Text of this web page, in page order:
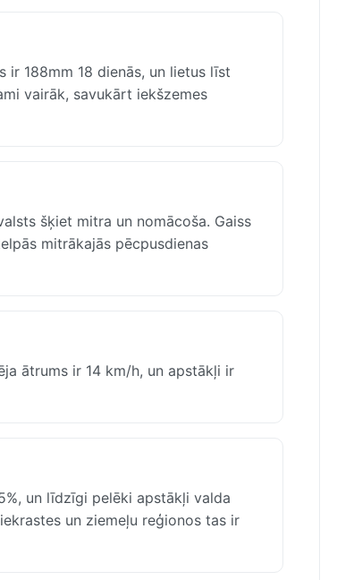
ir 188mm 18 dienās, un lietus līst
vairāk, savukārt iekšzemes
šķiet mitra un nomācoša. Gaiss
mitrākajās pēcpusdienas
ātrums ir 14 km/h, un apstākļi ir
un līdzīgi pelēki apstākļi valda
un ziemeļu reģionos tas ir